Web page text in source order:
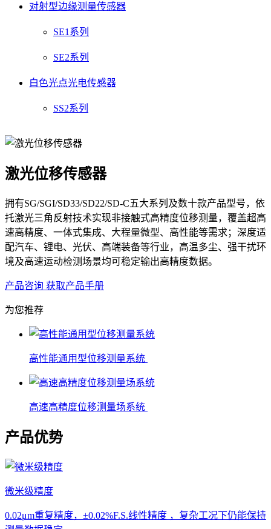
对射型边缘测量传感器
SE1系列
SE2系列
白色光点光电传感器
SS2系列
激光位移传感器
拥有SG/SGI/SD33/SD22/SD-C五大系列及数十款产品型号，依
托激光三角反射技术实现非接触式高精度位移测量，覆盖超高
速高精度、一体式集成、大程量微型、高性能等需求；深度适
配汽车、锂电、光伏、高端装备等行业，高温多尘、强干扰环
境及高速运动检测场景均可稳定输出高精度数据。
产品咨询 获取产品手册
为您推荐
高性能通用型位移测量系统
高速高精度位移测量场系统
产品优势
微米级精度
0.02μm重复精度，±0.02%F.S.线性精度 ，复杂工况下仍能保持